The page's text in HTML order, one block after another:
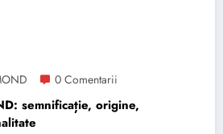
0 Comentarii
semnificație, origine,